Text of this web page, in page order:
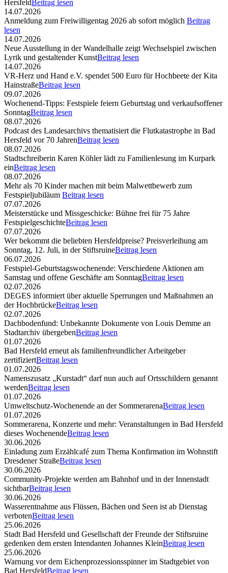
Hersfeld Beitrag lesen
14.07.2026
Anmeldung zum Freiwilligentag 2026 ab sofort möglich Beitrag
lesen
14.07.2026
Neue Ausstellung in der Wandelhalle zeigt Wechselspiel zwischen
Lyrik und gestaltender KunstBeitrag lesen
14.07.2026
VR-Herz und Hand e.V. spendet 500 Euro für Hochbeete der Kita
HainstraßeBeitrag lesen
09.07.2026
Wochenend-Tipps: Festspiele feiern Geburtstag und verkaufsoffener
SonntagBeitrag lesen
08.07.2026
Podcast des Landesarchivs thematisiert die Flutkatastrophe in Bad
Hersfeld vor 70 JahrenBeitrag lesen
08.07.2026
Stadtschreiberin Karen Köhler lädt zu Familienlesung im Kurpark
einBeitrag lesen
08.07.2026
Mehr als 70 Kinder machen mit beim Malwettbewerb zum
Festspieljubiläum Beitrag lesen
07.07.2026
Meisterstücke und Missgeschicke: Bühne frei für 75 Jahre
FestspielgeschichteBeitrag lesen
07.07.2026
Wer bekommt die beliebten Hersfeldpreise? Preisverleihung am
Sonntag, 12. Juli, in der StiftsruineBeitrag lesen
06.07.2026
Festspiel-Geburtstagswochenende: Verschiedene Aktionen am
Samstag und offene Geschäfte am SonntagBeitrag lesen
02.07.2026
DEGES informiert über aktuelle Sperrungen und Maßnahmen an
der HochbrückeBeitrag lesen
02.07.2026
Dachbodenfund: Unbekannte Dokumente von Louis Demme an
Stadtarchiv übergebenBeitrag lesen
01.07.2026
Bad Hersfeld erneut als familienfreundlicher Arbeitgeber
zertifiziertBeitrag lesen
01.07.2026
Namenszusatz „Kurstadt“ darf nun auch auf Ortsschildern genannt
werdenBeitrag lesen
01.07.2026
Umweltschutz-Wochenende an der SommerarenaBeitrag lesen
01.07.2026
Sommerarena, Konzerte und mehr: Veranstaltungen in Bad Hersfeld
dieses WochenendeBeitrag lesen
30.06.2026
Einladung zum Erzählcafé zum Thema Konfirmation im Wohnstift
Dresdener StraßeBeitrag lesen
30.06.2026
Community-Projekte werden am Bahnhof und in der Innenstadt
sichtbarBeitrag lesen
30.06.2026
Wasserentnahme aus Flüssen, Bächen und Seen ist ab Dienstag
verbotenBeitrag lesen
25.06.2026
Stadt Bad Hersfeld und Gesellschaft der Freunde der Stiftsruine
gedenken dem ersten Intendanten Johannes KleinBeitrag lesen
25.06.2026
Warnung vor dem Eichenprozessionsspinner im Stadtgebiet von
Bad HersfeldBeitrag lesen